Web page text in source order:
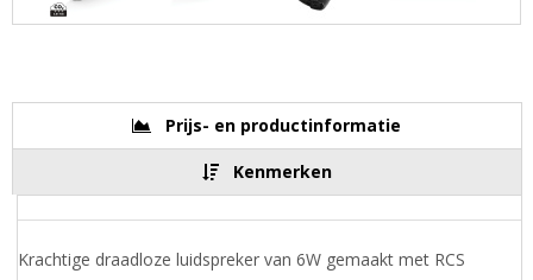
Prijs- en productinformatie
Kenmerken
Krachtige draadloze luidspreker van 6W gemaakt met RCS